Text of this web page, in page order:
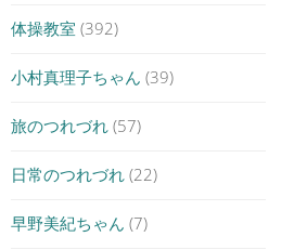
体操教室 (392)
小村真理子ちゃん (39)
旅のつれづれ (57)
日常のつれづれ (22)
早野美紀ちゃん (7)